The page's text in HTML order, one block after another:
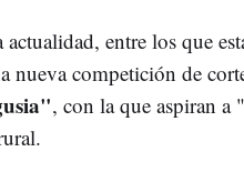
entre los que
nueva competición de
, con la que aspiran